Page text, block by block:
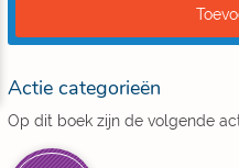
Actie categorieën
Op dit boek zijn de volgende